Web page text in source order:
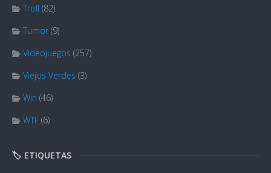
Troll (82)
Tumor (9)
Videojuegos (257)
Viejos Verdes (3)
Win (46)
WTF (6)
🏷️ ETIQUETAS